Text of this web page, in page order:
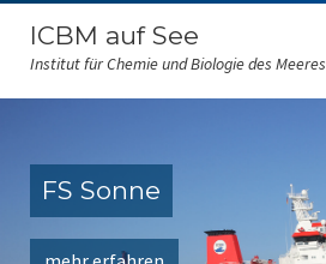
ICBM auf See
Institut für Chemie und Biologie des Meeres
FS Sonne
FS Polarstern
FS Sonne